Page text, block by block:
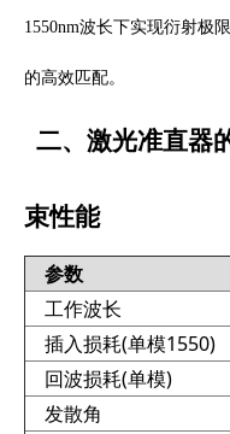
1550nm波长下实现衍射极
的高效匹配。
二、激光准直器
束性能
参数
工作波长
插入损耗(单模1550)
回波损耗(单模)
发散角